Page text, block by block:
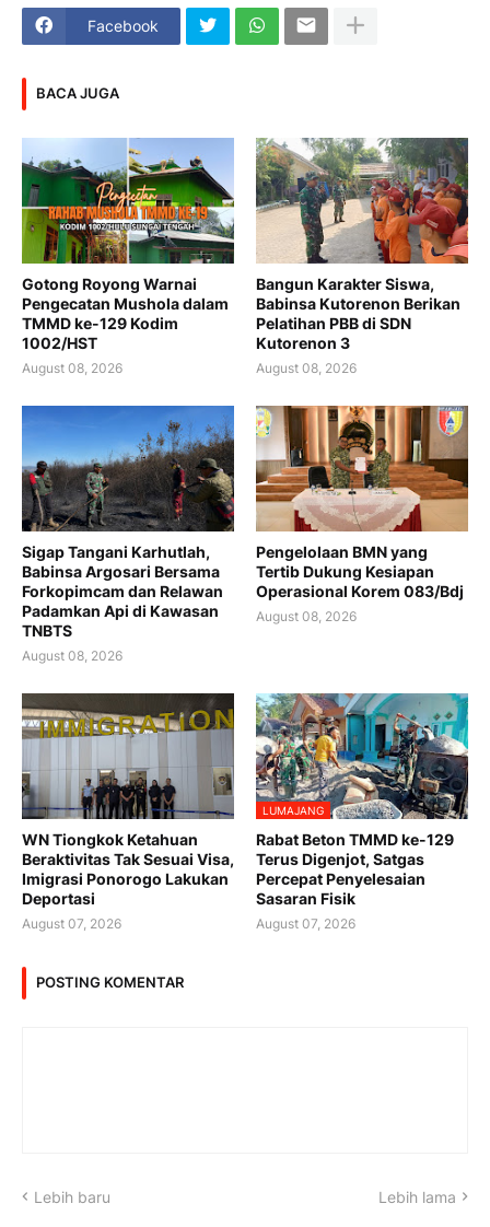
Facebook
BACA JUGA
Gotong Royong Warnai
Pengecatan Mushola dalam
TMMD ke-129 Kodim
1002/HST
August 08, 2026
Bangun Karakter Siswa,
Babinsa Kutorenon Berikan
Pelatihan PBB di SDN
Kutorenon 3
August 08, 2026
Sigap Tangani Karhutlah,
Babinsa Argosari Bersama
Forkopimcam dan Relawan
Padamkan Api di Kawasan
TNBTS
August 08, 2026
Pengelolaan BMN yang
Tertib Dukung Kesiapan
Operasional Korem 083/Bdj
August 08, 2026
WN Tiongkok Ketahuan
Beraktivitas Tak Sesuai Visa,
Imigrasi Ponorogo Lakukan
Deportasi
August 07, 2026
LUMAJANG
Rabat Beton TMMD ke-129
Terus Digenjot, Satgas
Percepat Penyelesaian
Sasaran Fisik
August 07, 2026
POSTING KOMENTAR
Lebih baru Lebih lama